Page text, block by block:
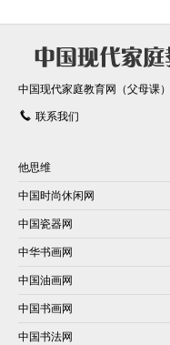
中国现代家庭教育网（父母课
联系我们
他思维
中国时尚休闲网
中国瓷器网
中华书画网
中国油画网
中国书画网
中国书法网